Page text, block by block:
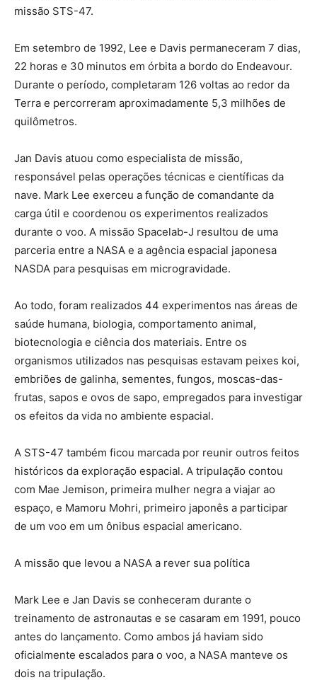
missão STS-47.
Em setembro de 1992, Lee e Davis permaneceram 7 dias,
22 horas e 30 minutos em órbita a bordo do Endeavour.
Durante o período, completaram 126 voltas ao redor da
Terra e percorreram aproximadamente 5,3 milhões de
quilômetros.
Jan Davis atuou como especialista de missão,
responsável pelas operações técnicas e científicas da
nave. Mark Lee exerceu a função de comandante da
carga útil e coordenou os experimentos realizados
durante o voo. A missão Spacelab-J resultou de uma
parceria entre a NASA e a agência espacial japonesa
NASDA para pesquisas em microgravidade.
Ao todo, foram realizados 44 experimentos nas áreas de
saúde humana, biologia, comportamento animal,
biotecnologia e ciência dos materiais. Entre os
organismos utilizados nas pesquisas estavam peixes koi,
embriões de galinha, sementes, fungos, moscas-das-
frutas, sapos e ovos de sapo, empregados para investigar
os efeitos da vida no ambiente espacial.
A STS-47 também ficou marcada por reunir outros feitos
históricos da exploração espacial. A tripulação contou
com Mae Jemison, primeira mulher negra a viajar ao
espaço, e Mamoru Mohri, primeiro japonês a participar
de um voo em um ônibus espacial americano.
A missão que levou a NASA a rever sua política
Mark Lee e Jan Davis se conheceram durante o
treinamento de astronautas e se casaram em 1991, pouco
antes do lançamento. Como ambos já haviam sido
oficialmente escalados para o voo, a NASA manteve os
dois na tripulação.